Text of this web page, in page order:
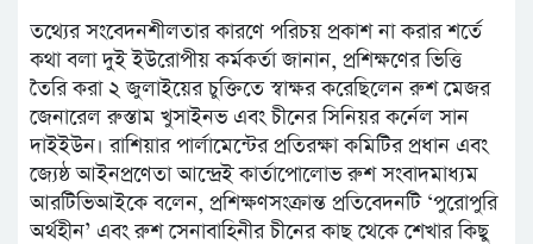
তথ্যের সংবেদনশীলতার কারণে পরিচয় প্রকাশ না করার শর্তে
কথা বলা দুই ইউরোপীয় কর্মকর্তা জানান, প্রশিক্ষণের ভিত্তি
তৈরি করা ২ জুলাইয়ের চুক্তিতে স্বাক্ষর করেছিলেন রুশ মেজর
জেনারেল রুস্তাম খুসাইনভ এবং চীনের সিনিয়র কর্নেল সান
দাইইউন। রাশিয়ার পার্লামেন্টের প্রতিরক্ষা কমিটির প্রধান এবং
জ্যেষ্ঠ আইনপ্রণেতা আন্দ্রেই কার্তাপোলোভ রুশ সংবাদমাধ্যম
আরটিভিআইকে বলেন, প্রশিক্ষণসংক্রান্ত প্রতিবেদনটি ‘পুরোপুরি
অর্থহীন’ এবং রুশ সেনাবাহিনীর চীনের কাছ থেকে শেখার কিছু